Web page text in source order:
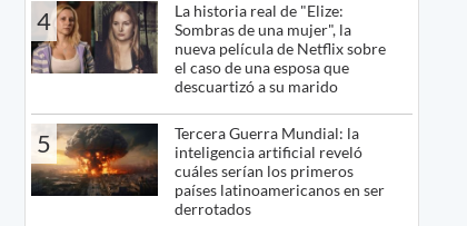
4
La historia real de "Elize:
Sombras de una mujer", la
nueva película de Netflix sobre
el caso de una esposa que
descuartizó a su marido
5
Tercera Guerra Mundial: la
inteligencia artificial reveló
cuáles serían los primeros
países latinoamericanos en ser
derrotados